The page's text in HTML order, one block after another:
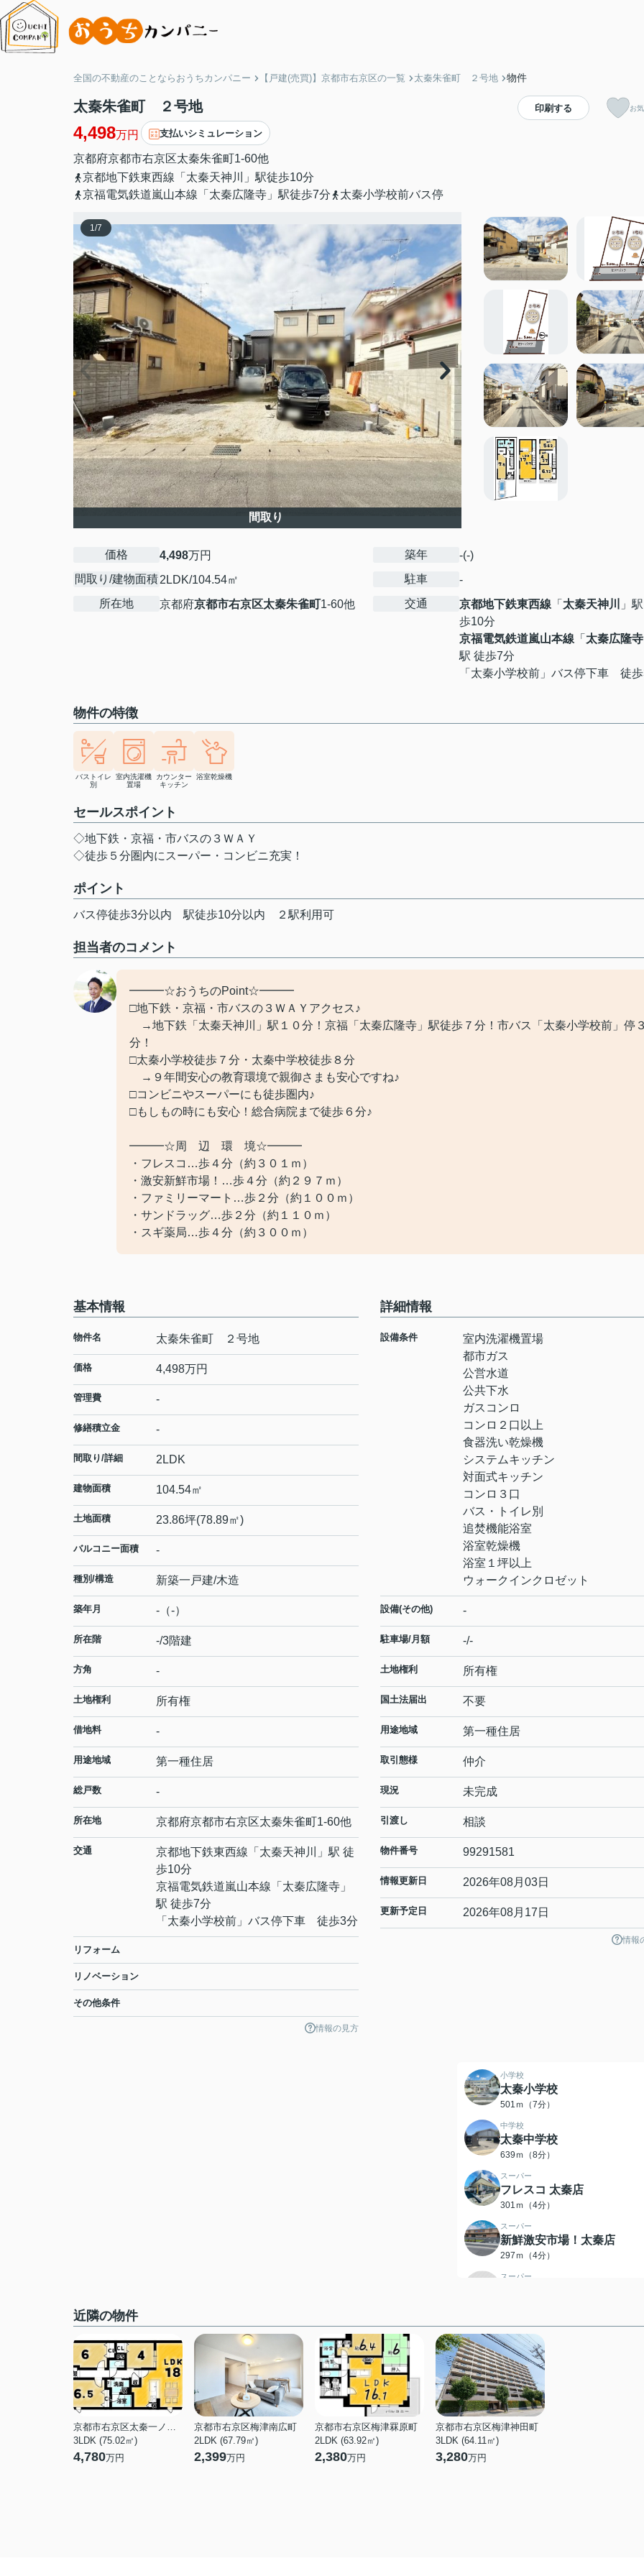
全国の不動産のことならおうちカンパニー 【戸建(売買)】京都市右京区の一覧 太秦朱雀町 ２号地 物件
太秦朱雀町 ２号地
4,498万円 支払いシミュレーション
京都府京都市右京区太秦朱雀町1-60他
京都地下鉄東西線「太秦天神川」駅徒歩10分
京福電気鉄道嵐山本線「太秦広隆寺」駅徒歩7分
太秦小学校前バス停
印刷する お
1/7
間取り
価格 4,498万円
間取り/建物面積2LDK/104.54㎡
所在地
京都府京都市右京区太秦朱雀町1-60他
築年
-(-)
駐車
-
交通
京都地下鉄東西線 「 太秦天神川
」
歩10分
京福電気鉄道嵐山本線 「 太秦広隆寺
駅 徒歩7分
「太秦小学校前」バス停下車 徒
物件の特徴
バストイレ
別
室内洗濯機
置場
カウンター
キッチン
浴室乾燥機
セールスポイント
◇地下鉄・京福・市バスの３ＷＡＹ
◇徒歩５分圏内にスーパー・コンビニ充実！
ポイント
バス停徒歩3分以内 駅徒歩10分以内 ２駅利用可
担当者のコメント
━━━☆おうちのPoint☆━━━
□地下鉄・京福・市バスの３ＷＡＹアクセス♪
→地下鉄「太秦天神川」駅１０分！京福「太秦広隆寺」駅徒歩７分！市バス「太秦小学校前」停
分！
□太秦小学校徒歩７分・太秦中学校徒歩８分
→９年間安心の教育環境で親御さまも安心ですね♪
□コンビニやスーパーにも徒歩圏内♪
□もしもの時にも安心！総合病院まで徒歩６分♪
━━━☆周 辺 環 境☆━━━
・フレスコ…歩４分（約３０１ｍ）
・激安新鮮市場！…歩４分（約２９７ｍ）
・ファミリーマート…歩２分（約１００ｍ）
・サンドラッグ…歩２分（約１１０ｍ）
・スギ薬局…歩４分（約３００ｍ）
基本情報
物件名 太秦朱雀町 ２号地
価格 4,498万円
管理費 -
修繕積立金 -
間取り/詳細 2LDK
建物面積 104.54㎡
土地面積 23.86坪(78.89㎡)
バルコニー面積 -
種別/構造 新築一戸建/木造
築年月 -（-）
所在階 -/3階建
方角 -
土地権利 所有権
借地料 -
用途地域 第一種住居
総戸数 -
所在地 京都府京都市右京区太秦朱雀町1-60他
交通 京都地下鉄東西線 「 太秦天神川
」駅 徒
歩10分
京福電気鉄道嵐山本線 「 太秦広隆寺 」
駅 徒歩7分
「太秦小学校前」バス停下車 徒歩3分
リフォーム
リノベーション
その他条件
情報の見方
詳細情報
設備条件
室内洗濯機置場
都市ガス
公営水道
公共下水
ガスコンロ
コンロ２口以上
食器洗い乾燥機
システムキッチン
対面式キッチン
コンロ３口
バス・トイレ別
追焚機能浴室
浴室乾燥機
浴室１坪以上
ウォークインクロゼット
設備(その他) -
駐車場/月額 -/-
土地権利 所有権
国土法届出 不要
用途地域 第一種住居
取引態様 仲介
現況 未完成
引渡し 相談
物件番号 99291581
情報更新日 2026年08月03日
更新予定日 2026年08月17日
情報
小学校
太秦小学校
501ｍ（7分）
中学校
太秦中学校
639ｍ（8分）
スーパー
フレスコ 太秦店
301ｍ（4分）
スーパー
新鮮激安市場！太秦店
297ｍ（4分）
スーパー
コンビニエンスストア
ファミリーマート 太秦小学
校前店
100ｍ（2分）
コンビニエンスストア
ローソン 太秦荒木町店
391ｍ（5分）
近隣の物件
京都市右京区太秦一ノ井町
3LDK (75.02㎡)
4,780万円
京都市右京区梅津南広町
2LDK (67.79㎡)
2,399万円
京都市右京区梅津罧原町
2LDK (63.92㎡)
2,380万円
京都市右京区梅津神田町
3LDK (64.11㎡)
3,280万円